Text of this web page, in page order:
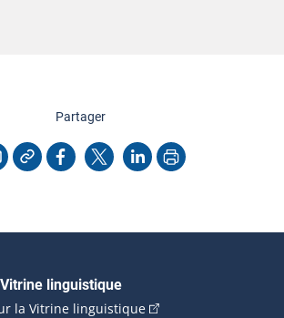
Partagercette page
Copier l'adresse
Facebook
X LinkedInImprimer
principale
linguistique
la Vitrine linguistique(Cet hyperlien